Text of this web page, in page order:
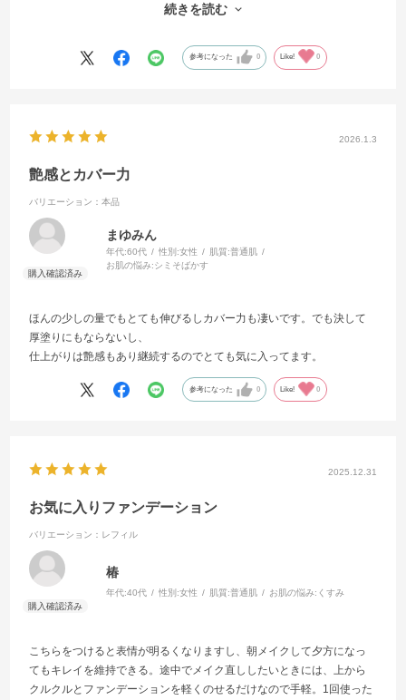
ファンデーションは柔らかく肌に馴染みやすく伸びるので厚塗りにな
仕上げにパウダーを乗せると、始めは白塗りっぽくなりますが、時間
と共に馴染むので自然で美肌に見えます。
続きを読む
参考になった 0 Like! 0
2026.1.3
艶感とカバー力
バリエーション：本品
まゆみん
年代:60代 性別:女性 肌質:普通肌
お肌の悩み:シミそばかす
ほんの少しの量でもとても伸びるしカバー力も凄いです。でも決して
厚塗りにもならないし、
仕上がりは艶感もあり継続するのでとても気に入ってます。
参考になった 0 Like! 0
2025.12.31
お気に入りファンデーション
バリエーション：レフィル
椿
年代:40代 性別:女性 肌質:普通肌 お肌の悩み: くすみ
こちらをつけると表情が明るくなりますし、朝メイクして夕方になっ
てもキレイを維持できる。途中でメイク直ししたいときには、上から
クルクルとファンデーションを軽くのせるだけなので手軽。1回使った